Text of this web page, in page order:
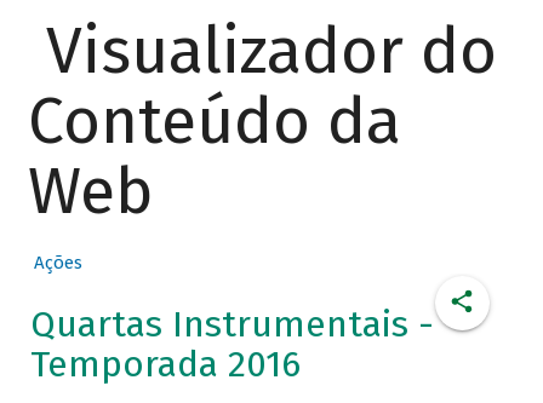
Visualizador do
Conteúdo da
Web
Ações
Quartas Instrumentais -
Temporada 2016